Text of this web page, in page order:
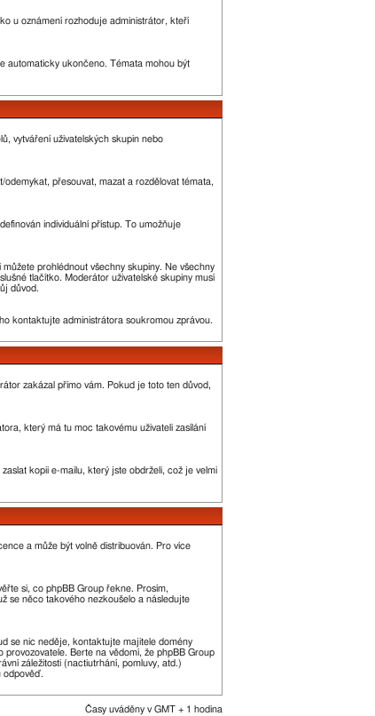
u oznámení rozhoduje administrátor, kteří
automaticky ukončeno. Témata mohou být
vytváření uživatelských skupin nebo
přesouvat, mazat a rozdělovat témata,
individuální přístup. To umožňuje
prohlédnout všechny skupiny. Ne všechny
tlačítko. Moderátor uživatelské skupiny musí
důvod.
kontaktujte administrátora soukromou zprávou.
zakázal přímo vám. Pokud je toto ten důvod,
který má tu moc takovému uživateli zasílání
kopii e-mailu, který jste obdrželi, což je velmi
a může být volně distribuován. Pro více
si, co phpBB Group řekne. Prosím,
se něco takového nezkoušelo a následujte
se nic neděje, kontaktujte majitele domény
Berte na vědomí, že phpBB Group
záležitosti (nactiutrhání, pomluvy, atd.)
odpověď.
Časy uváděny v GMT + 1 hodina